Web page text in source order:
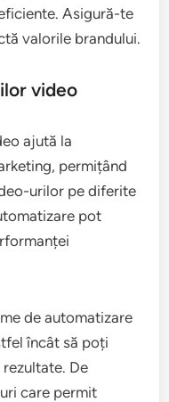
Asigură-te
valorile brandului.
video
ajută la
permițând
urilor pe diferite
pot
de automatizare
încât să poți
De
care permit